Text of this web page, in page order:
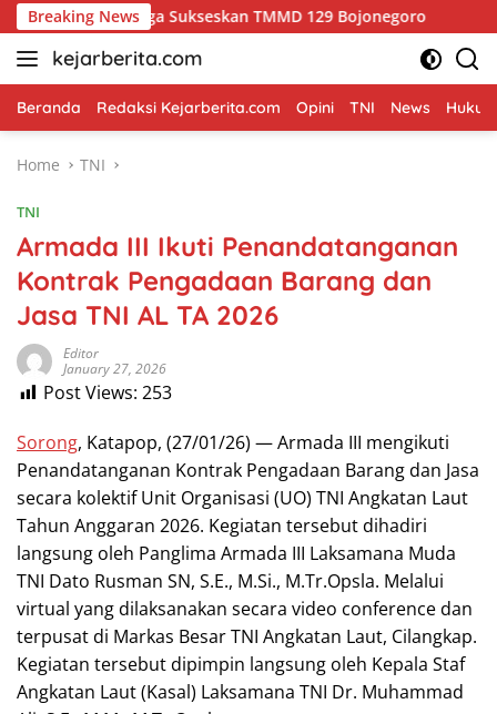
Skip
to
content
Breaking News
Sukseskan TMMD 129 Bojonegoro Merajut Asa
kejarberita.com
Beranda Redaksi Kejarberita.com Opini TNI News
Home TNI
TNI
Armada III Ikuti Penandatanganan
Kontrak Pengadaan Barang dan
Jasa TNI AL TA 2026
Editor
January 27, 2026
Post Views: 253
Sorong, Katapop, (27/01/26) — Armada III mengikuti
Penandatanganan Kontrak Pengadaan Barang dan Jasa
secara kolektif Unit Organisasi (UO) TNI Angkatan Laut
Tahun Anggaran 2026. Kegiatan tersebut dihadiri
langsung oleh Panglima Armada III Laksamana Muda
TNI Dato Rusman SN, S.E., M.Si., M.Tr.Opsla. Melalui
virtual yang dilaksanakan secara video conference dan
terpusat di Markas Besar TNI Angkatan Laut, Cilangkap.
Kegiatan tersebut dipimpin langsung oleh Kepala Staf
Angkatan Laut (Kasal) Laksamana TNI Dr. Muhammad